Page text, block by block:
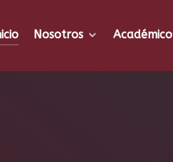
Nosotros Académico